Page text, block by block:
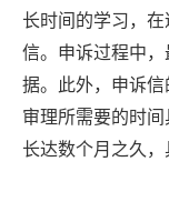
长时间的学习，
信。申诉过程中
据。此外，申诉
审理所需要的时
长达数个月之久，